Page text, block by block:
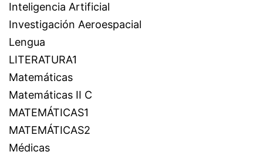
Inteligencia Artificial
Investigación Aeroespacial
Lengua
LITERATURA1
Matemáticas
Matemáticas II C
MATEMÁTICAS1
MATEMÁTICAS2
Médicas